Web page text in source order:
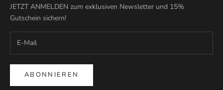
JETZT ANMELDEN zum exklusiven Newsletter und 15%
Gutschein sichern!
ABONNIEREN